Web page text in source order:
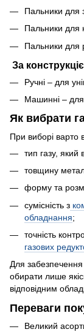
Пальники для
Пальники для
Пальники для
За
Ручні – для
Машинні –
Як вибрати
При виборі варто
тип газу, який
товщину
форму та
сумісність з
обладнання;
точність
газових
Для забезпечення
обирати лише
відповідним
Переваги
Великий